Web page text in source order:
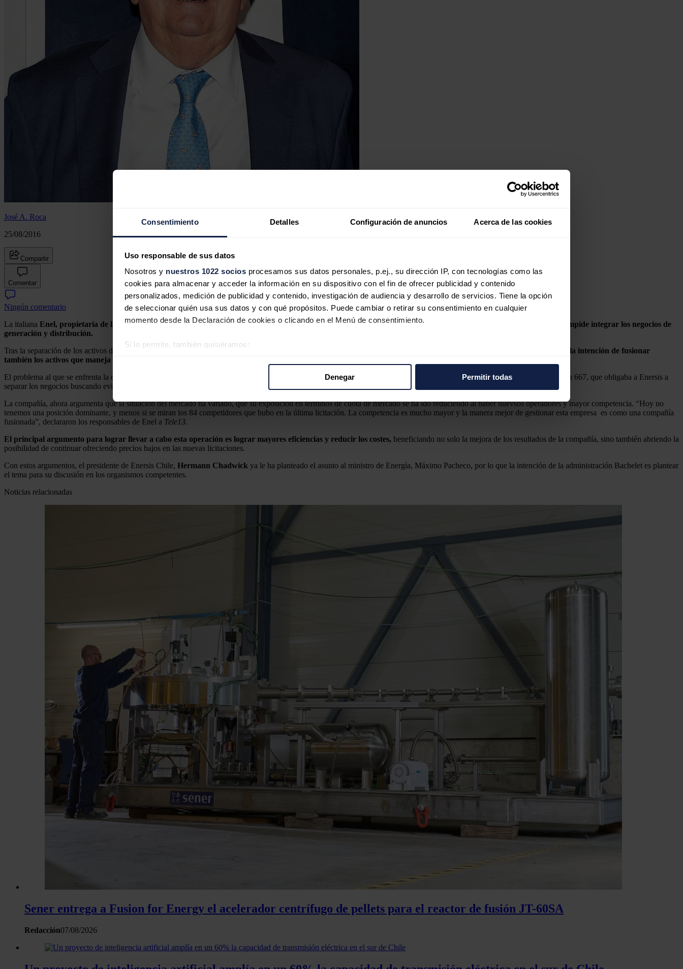
Consentimiento Detalles Configuración de anuncios Acerca de las cookies
Uso responsable de sus datos
Nosotros y nuestros 1022 socios procesamos sus datos personales, p.ej., su dirección IP, con tecnologías como las
cookies para almacenar y acceder la información en su dispositivo con el fin de ofrecer publicidad y contenido
personalizados, medición de publicidad y contenido, investigación de audiencia y desarrollo de servicios. Tiene la opción
de seleccionar quién usa sus datos y con qué propósitos. Puede cambiar o retirar su consentimiento en cualquier
momento desde la Declaración de cookies o clicando en el Menú de consentimiento.
Si lo permite, también quisiéramos:
Las cookies de este sitio web se usan para personalizar el contenido y los anuncios, ofrecer funciones de redes sociales
redes sociales, publicidad y análisis web, quienes pueden combinarla con otra información que les haya proporcionado o
Denegar Permitir todas
José A. Roca
25/08/2016
Compartir
Comentar
Ningún comentario
La italiana Enel, propietaria de las chilenas Enersis, Endesa y Chilectra, planea pedir la revocación de la Resolución 667 de la extinta Comisión Antimonopolios, que impide integrar los negocios de
generación y distribución.
Tras la separación de los activos de Enersis en Chile de los de Latinoamérica (estos últimos están ultimando su fusión en estos días), los responsables de
la firma italiana tienen la intención de fusionar
también los activos que maneja en Chile
El problema al que se enfrenta la compañía trasalpina, es que este tipo de operaciones están prohibidas, ya que en 2002, la extinta
Comisión Antimonopoliosemitió la resolución 667, que obligaba a Enersis a
separar los negocios buscando evitar la integración vertical de los negocios de generación y distribución.
La compañía, ahora argumenta que la situación del mercado ha variado, que su exposición en términos de cuota de mercado se ha ido reduciendo al haber nuevsos operadores y mayor competencia. “Hoy no
tenemos una posición dominante, y menos si se miran los 84 competidores que hubo en la última licitación. La competencia es mucho mayor y la manera mejor de gestionar esta empresa es como una compañía
fusionada”, declararon los responsables de Enel a Tele13.
El principal argumento para lograr llevar a cabo esta operación es lograr mayores eficiencias y reducir los costes, beneficiando no solo la mejora de los resultados de la compañía, sino también abriendo la
posibilidad de continuar ofreciendo precios bajos en las nuevas licitaciones.
Con estos argumentos, el presidente de Enersis Chile, Hermann Chadwick ya le ha planteado el asunto al ministro de Energía, Máximo Pacheco, por lo que la intención de la administración Bachelet es plantear
el tema para su discusión en los organismos competentes.
Noticias relacionadas
Sener entrega a Fusion for Energy el acelerador centrífugo de pellets para el reactor de fusión JT-60SA
Redacción07/08/2026